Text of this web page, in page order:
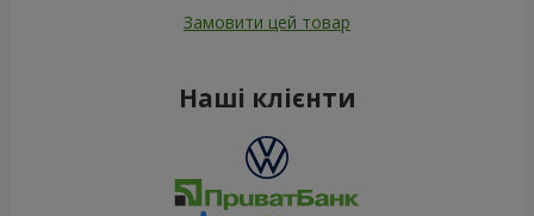
Замовити цей товар
Наші клієнти